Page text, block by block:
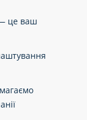
це ваш